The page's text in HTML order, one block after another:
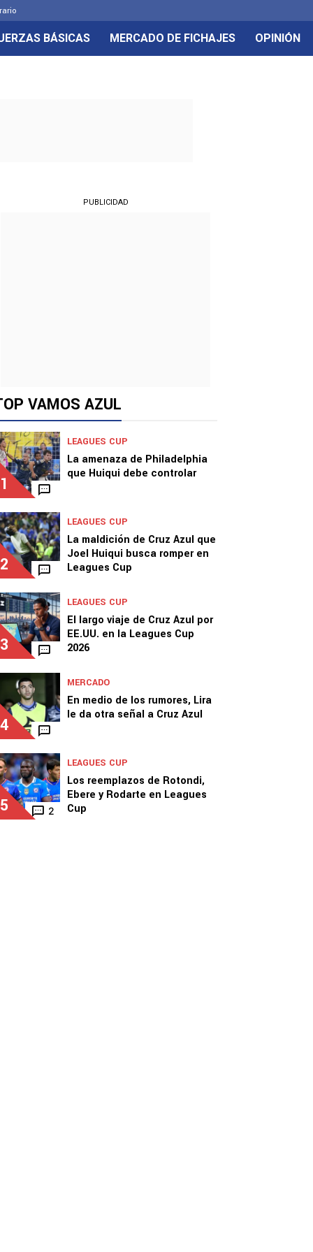
BÁSICAS MERCADO DE FICHAJES OPINIÓN
PUBLICIDAD
VAMOS AZUL
1
LEAGUES CUP
La amenaza de Philadelphia
que Huiqui debe controlar
2
LEAGUES CUP
La maldición de Cruz Azul que
Joel Huiqui busca romper en
Leagues Cup
3
LEAGUES CUP
El largo viaje de Cruz Azul por
EE.UU. en la Leagues Cup
2026
4
MERCADO
En medio de los rumores, Lira
le da otra señal a Cruz Azul
5 2
LEAGUES CUP
Los reemplazos de Rotondi,
Ebere y Rodarte en Leagues
Cup